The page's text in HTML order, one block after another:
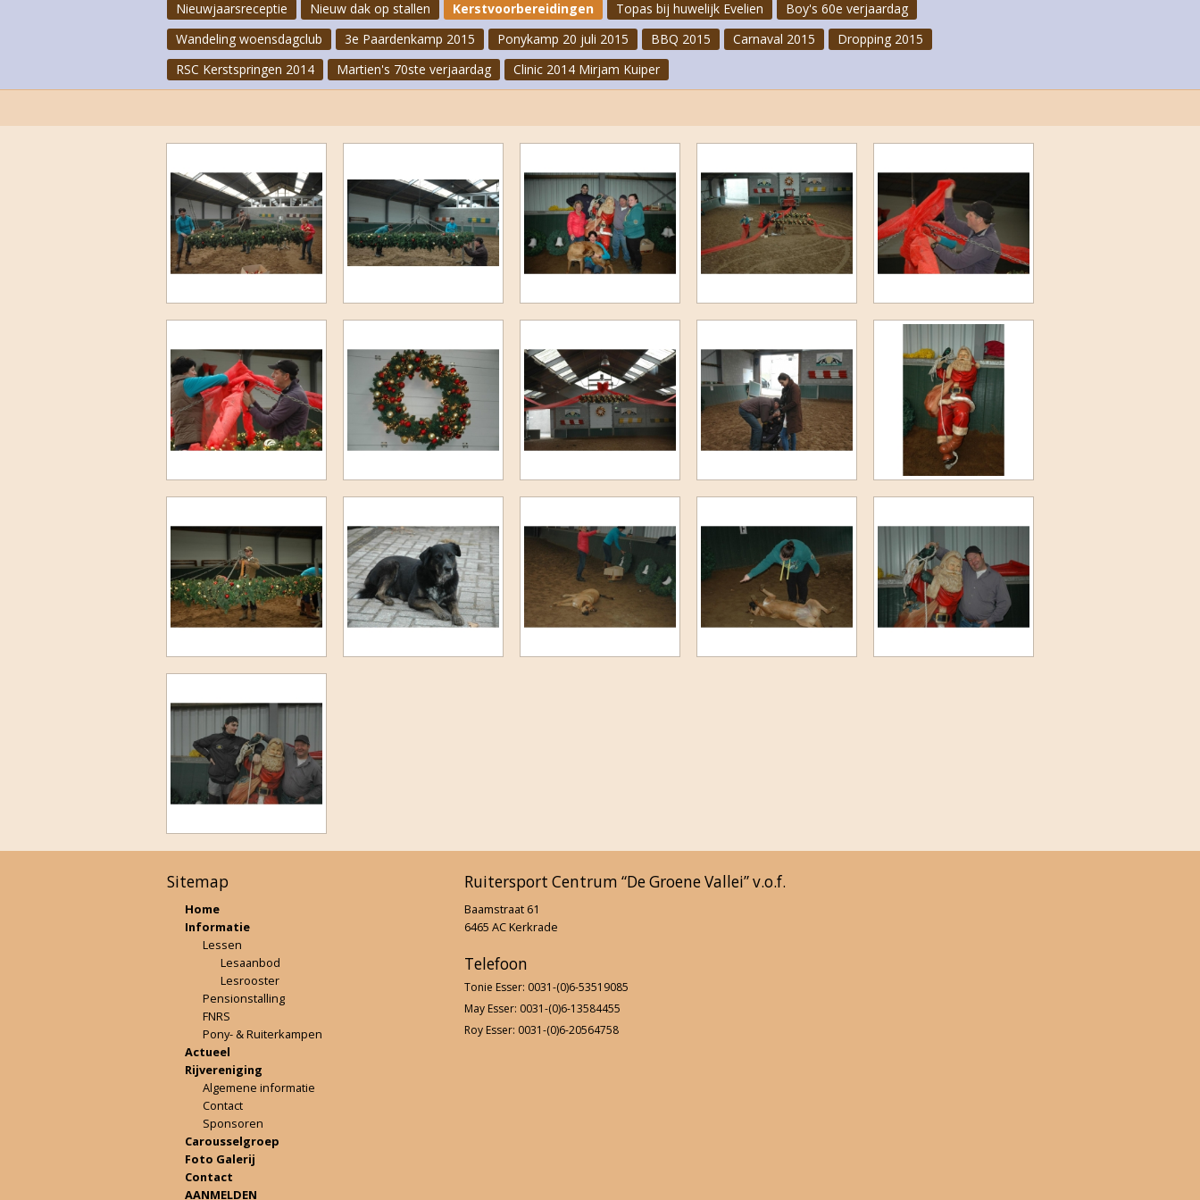
Clinic Jeannette Haazen
Cross II 2022
Laatste paardenkamp 2022
Ponykampen 2022
Bakopening 2022
Speurtocht 2022
1e Paardenkamp 2022
Cross juni 2022
Jump and Bike 2022
Clubkampioenschap 2021
3e Paardenkamp 2021
5e Ponykamp 2021
Dameskamp 2020
2e Ponykamp 2020
Nieuwjaarsreceptie
Nieuw dak op stallen Kerstvoorbereidingen Topas bij huwelijk Evelien
Boy's 60e verjaardag
Wandeling woensdagclub
3e Paardenkamp 2015 Ponykamp 20 juli 2015 BBQ 2015 Carnaval 2015
Dropping 2015
RSC Kerstspringen 2014
Martien's 70ste verjaardag Clinic 2014 Mirjam Kuiper
Sitemap
Home
Informatie
Lessen
Lesaanbod
Lesrooster
Pensionstalling
FNRS
Pony- & Ruiterkampen
Actueel
Rijvereniging
Algemene informatie
Contact
Sponsoren
Carousselgroep
Foto Galerij
Contact
AANMELDEN
Ruitersport Centrum “De Groene Vallei” v.o.f.
Baamstraat 61
6465 AC Kerkrade
Telefoon
Tonie Esser: 0031-(0)6-53519085
May Esser: 0031-(0)6-13584455
Roy Esser: 0031-(0)6-20564758